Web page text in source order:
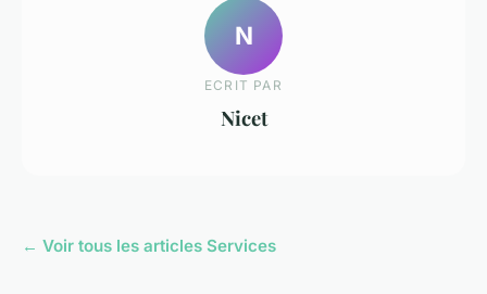
N
ECRIT PAR
Nicet
← Voir tous les articles Services